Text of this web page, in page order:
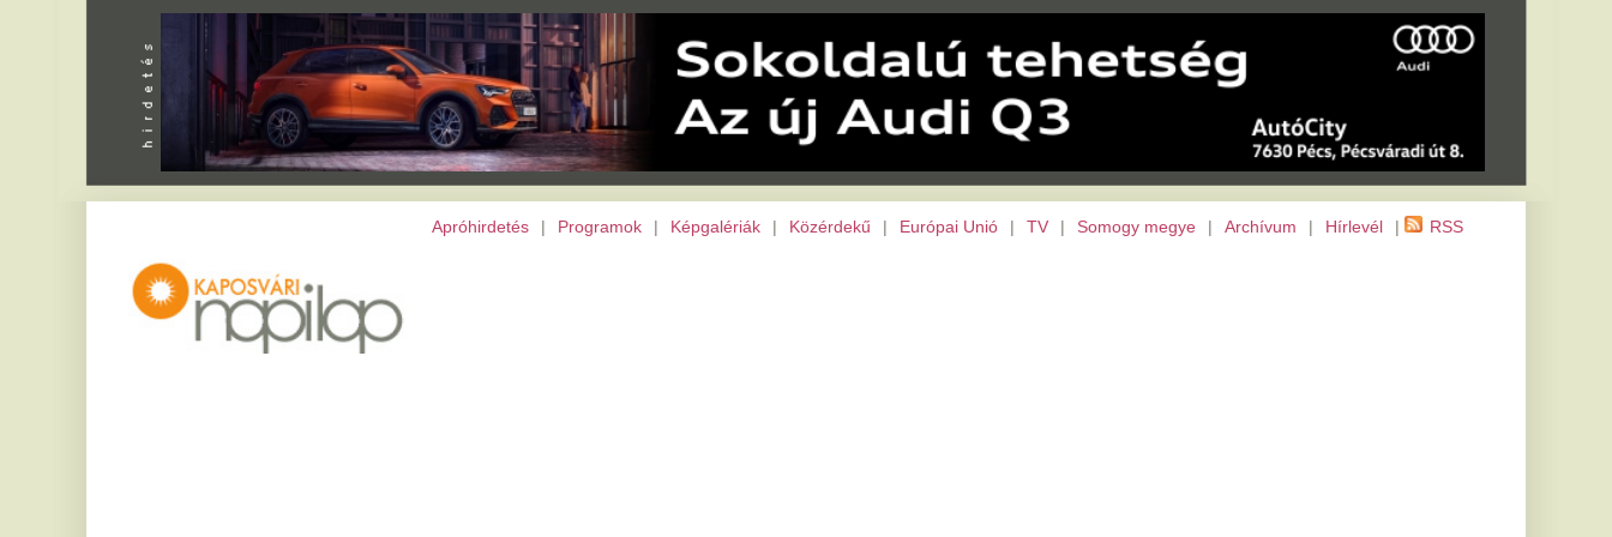
Apróhirdetés | Programok | Képgalériák | Közérdekű | Európai Unió | TV | Somogy megye | Archívum | Hírlevél | RSS